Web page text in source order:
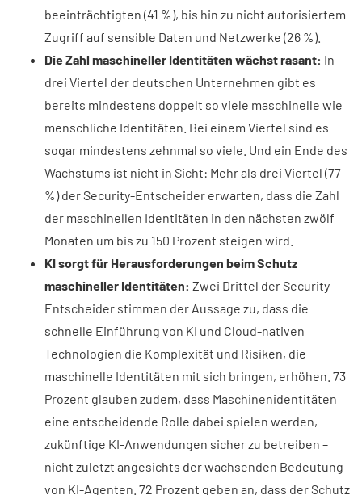
beeinträchtigten (41 %), bis hin zu nicht autorisiertem
Zugriff auf sensible Daten und Netzwerke (26 %).
Die Zahl maschineller Identitäten wächst rasant: In
drei Viertel der deutschen Unternehmen gibt es
bereits mindestens doppelt so viele maschinelle wie
menschliche Identitäten. Bei einem Viertel sind es
sogar mindestens zehnmal so viele. Und ein Ende des
Wachstums ist nicht in Sicht: Mehr als drei Viertel (77
%) der Security-Entscheider erwarten, dass die Zahl
der maschinellen Identitäten in den nächsten zwölf
Monaten um bis zu 150 Prozent steigen wird.
KI sorgt für Herausforderungen beim Schutz
maschineller Identitäten: Zwei Drittel der Security-
Entscheider stimmen der Aussage zu, dass die
schnelle Einführung von KI und Cloud-nativen
Technologien die Komplexität und Risiken, die
maschinelle Identitäten mit sich bringen, erhöhen. 73
Prozent glauben zudem, dass Maschinenidentitäten
eine entscheidende Rolle dabei spielen werden,
zukünftige KI-Anwendungen sicher zu betreiben –
nicht zuletzt angesichts der wachsenden Bedeutung
von KI-Agenten. 72 Prozent geben an, dass der Schutz